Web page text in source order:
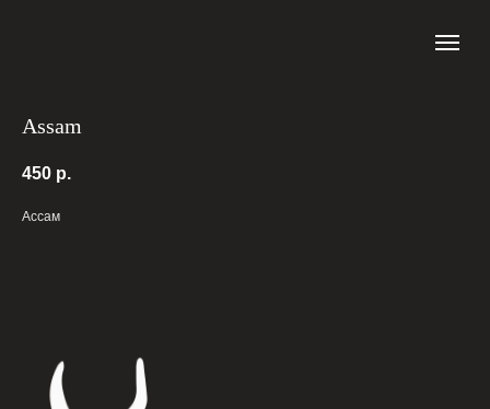
Assam
450 р.
Ассам